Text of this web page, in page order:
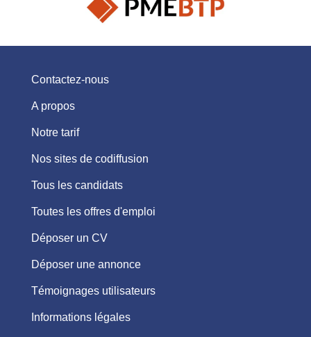
Contactez-nous
A propos
Notre tarif
Nos sites de codiffusion
Tous les candidats
Toutes les offres d'emploi
Déposer un CV
Déposer une annonce
Témoignages utilisateurs
Informations légales